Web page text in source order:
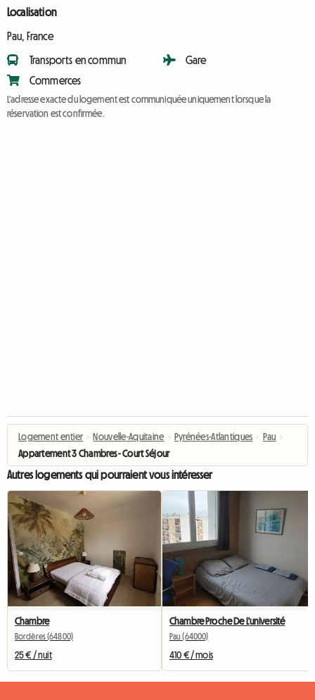
Localisation
Pau, France
Transports en commun
Commerces
Gare
L'adresse exacte du logement est communiquée uniquement lorsque la
réservation est confirmée.
Logement entier › Nouvelle-Aquitaine › Pyrénées-Atlantiques › Pau ›
Appartement 3 Chambres - Court Séjour
Autres logements qui pourraient vous intéresser
Chambre
Bordères (64800)
25 € / nuit
Chambre Proche De L'université
Pau (64000)
410 € / mois